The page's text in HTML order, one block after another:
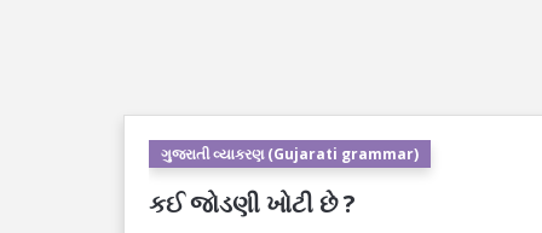
ગુજરાતી વ્યાકરણ (Gujarati grammar)
કઈ જોડણી ખોટી છે ?